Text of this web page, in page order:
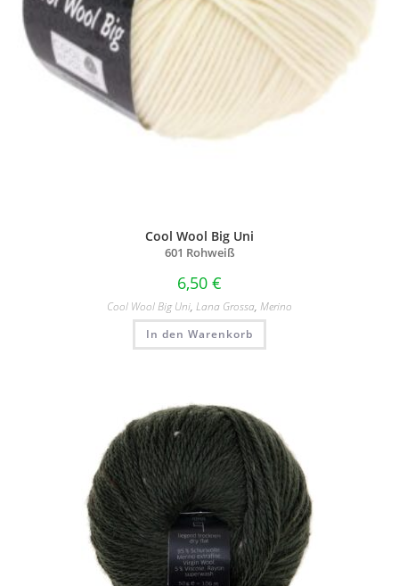
Cool Wool Big Uni
601 Rohweiß
6,50 €
Cool Wool Big Uni, Lana Grossa, Merino
In den Warenkorb